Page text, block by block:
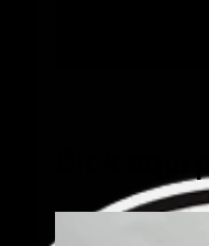
Cick aquí